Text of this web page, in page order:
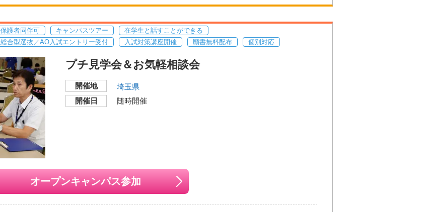
保護者同伴可 キャンパスツアー
在学生と話すことができる
総合型選抜／AO入試エントリー受付
入試対策講座開催 願書無料配布 個別対応
プチ見学会＆お気軽相談会
開催地
埼玉県
開催日
随時開催
オープンキャンパス参加